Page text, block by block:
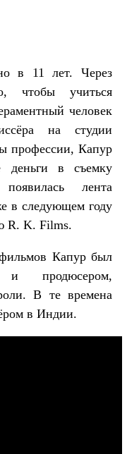
в 11 лет. Через
чтобы учиться
человек
на студии
профессии, Капур
деньги в съемку
лента
в следующем году
R. K. Films.
Капур был
продюсером,
В те времена
в Индии.